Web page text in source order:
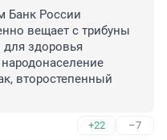
Банк России
вещает с трибуны
здоровья
второстепенный
+22 –7